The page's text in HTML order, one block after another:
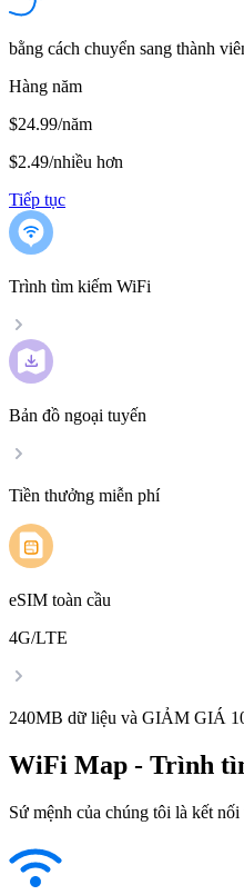
bằng cách chuyển sang thành
Hàng năm
$24.99/năm
$2.49/nhiều hơn
Tiếp tục
Trình tìm kiếm WiFi
Bản đồ ngoại tuyến
Tiền thưởng miễn phí
eSIM toàn cầu
4G/LTE
240MB dữ liệu và GIẢM GIÁ
WiFi Map - Trình
Sứ mệnh của chúng tôi là kết